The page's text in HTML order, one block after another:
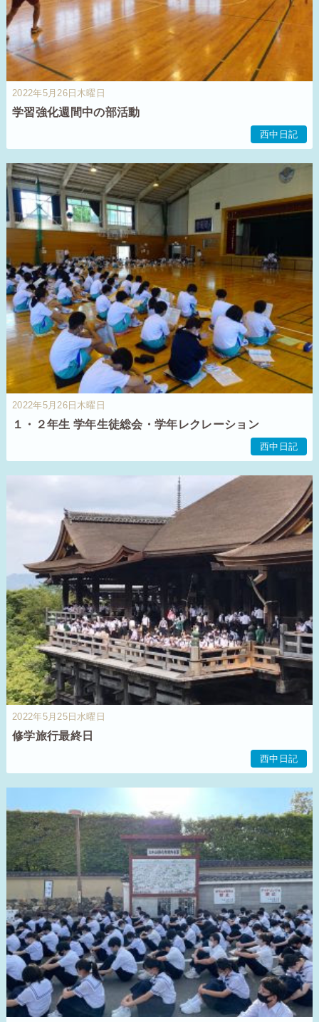
2022年5月26日木曜日
学習強化週間中の部活動
西中日記
2022年5月26日木曜日
１・２年生 学年生徒総会・学年レクレーション
西中日記
2022年5月25日水曜日
修学旅行最終日
西中日記